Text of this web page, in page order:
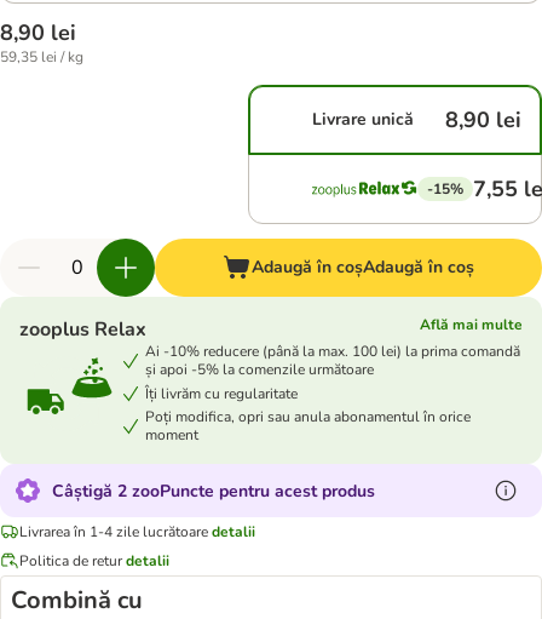
8,90 lei
59,35 lei / kg
Livrare unică 8,90 lei
-15% 7,55
Adaugă în coșAdaugă în coș
zooplus Relax
Află mai multe
Ai -10% reducere (până la max. 100 lei) la prima comandă
și apoi -5% la comenzile următoare
Îți livrăm cu regularitate
Poți modifica, opri sau anula abonamentul în orice
moment
Câștigă 2 zooPuncte pentru acest produs
Livrarea în 1-4 zile lucrătoaredetalii
Politica de returdetalii
Combină cu